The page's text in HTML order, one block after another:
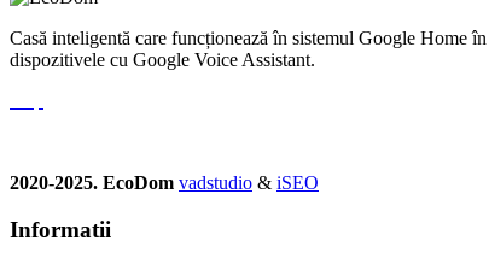
Casă inteligentă care funcționează în sistemul Google
dispozitivele cu Google Voice Assistant.
2020-2025. EcoDom vadstudio & iSEO
Informatii